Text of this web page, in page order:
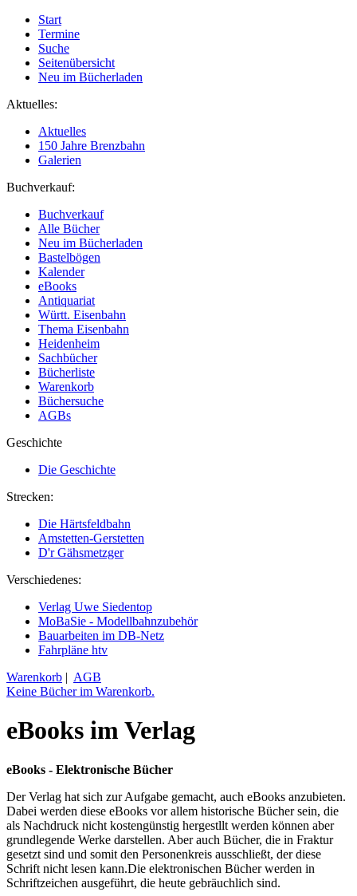
Start
Termine
Suche
Seitenübersicht
Neu im Bücherladen
Aktuelles:
Aktuelles
150 Jahre Brenzbahn
Galerien
Buchverkauf:
Buchverkauf
Alle Bücher
Neu im Bücherladen
Bastelbögen
Kalender
eBooks
Antiquariat
Württ. Eisenbahn
Thema Eisenbahn
Heidenheim
Sachbücher
Bücherliste
Warenkorb
Büchersuche
AGBs
Geschichte
Die Geschichte
Strecken:
Die Härtsfeldbahn
Amstetten-Gerstetten
D'r Gähsmetzger
Verschiedenes:
Verlag Uwe Siedentop
MoBaSie - Modellbahnzubehör
Bauarbeiten im DB-Netz
Fahrpläne htv
Warenkorb | AGB
Keine Bücher im Warenkorb.
eBooks im Verlag
eBooks - Elektronische Bücher
Der Verlag hat sich zur Aufgabe gemacht, auch eBooks anzubieten.
Dabei werden diese eBooks vor allem historische Bücher sein, die
als Nachdruck nicht kostengünstig hergestllt werden können aber
grundlegende Werke darstellen. Aber auch Bücher, die in Fraktur
gesetzt sind und somit den Personenkreis ausschließt, der diese
Schrift nicht lesen kann.Die elektronischen Bücher werden in
Schriftzeichen ausgeführt, die heute gebräuchlich sind.